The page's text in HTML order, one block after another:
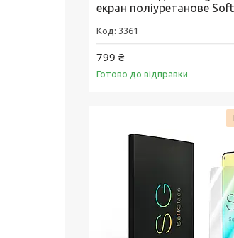
екран поліуретанове
3361
799 ₴
Готово до відправки